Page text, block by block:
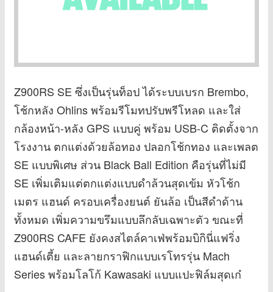
Z900RS SE ซึ่งเป็นรุ่นท็อป ได้ระบบเบรก Brembo,
โช้กหลัง Ohlins พร้อมรีโมทปรับพรีโหลด และใส่
กล้องหน้า-หลัง GPS แบบคู่ พร้อม USB-C ติดตั้งจาก
โรงงาน ตกแต่งด้วยล้อทอง ปลอกโช้กทอง และเพลต
SE แบบพิเศษ ส่วน Black Ball Edition คือรุ่นที่ไม่มี
SE เพิ่มเติมแต่ตกแต่งแบบดำล้วนสุดเข้ม หัวโช้ก
เมตร แฮนด์ ครอบเครื่องยนต์ ยันล้อ เป็นสีดำด้าน
ทั้งหมด เพิ่มความขรึมแบบลึกลับเฉพาะตัว ขณะที่
Z900RS CAFE ยังคงสไตล์คาเฟ่พร้อมบิกินี่แฟริ่ง
แฮนด์เตี้ย และลายกราฟิกแบบเรโทรรุ่น Mach
Series พร้อมโลโก้ Kawasaki แบบแปะฟิล์มสุดเก๋